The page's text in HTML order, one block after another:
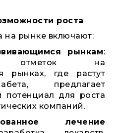
роста
на рынке включают:
рынкам:
отметок на
рынках, где растут
предлагает
потенциал для роста
компаний.
лечение